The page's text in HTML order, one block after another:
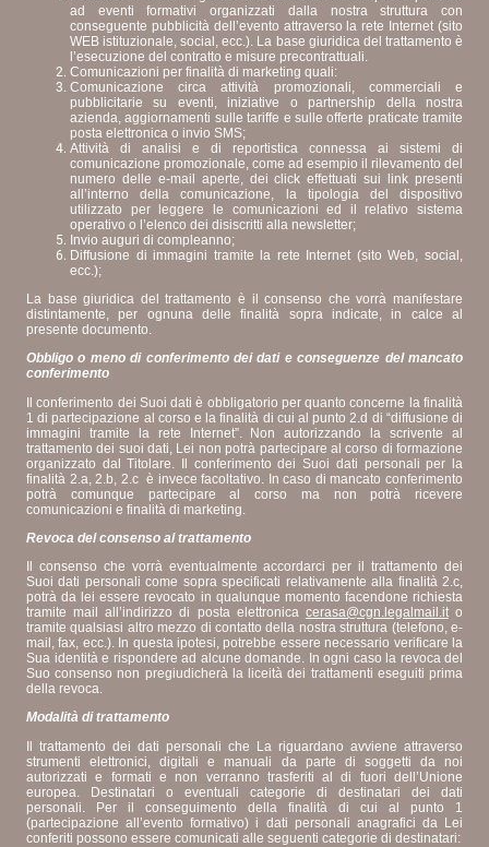
ad eventi formativi organizzati dalla nostra struttura con
conseguente pubblicità dell’evento attraverso la rete Internet (sito
WEB istituzionale, social, ecc.). La base giuridica del trattamento è
l’esecuzione del contratto e misure precontrattuali.
Comunicazioni per finalità di marketing quali:
Comunicazione circa attività promozionali, commerciali e
pubblicitarie su eventi, iniziative o partnership della nostra
azienda, aggiornamenti sulle tariffe e sulle offerte praticate tramite
posta elettronica o invio SMS;
Attività di analisi e di reportistica connessa ai sistemi di
comunicazione promozionale, come ad esempio il rilevamento del
numero delle e-mail aperte, dei click effettuati sui link presenti
all’interno della comunicazione, la tipologia del dispositivo
utilizzato per leggere le comunicazioni ed il relativo sistema
operativo o l’elenco dei disiscritti alla newsletter;
Invio auguri di compleanno;
Diffusione di immagini tramite la rete Internet (sito Web, social,
ecc.);
La base giuridica del trattamento è il consenso che vorrà manifestare
distintamente, per ognuna delle finalità sopra indicate, in calce al
presente documento.
Obbligo o meno di conferimento dei dati e conseguenze del mancato
conferimento
Il conferimento dei Suoi dati è obbligatorio per quanto concerne la finalità
1 di partecipazione al corso e la finalità di cui al punto 2.d di “diffusione di
immagini tramite la rete Internet”. Non autorizzando la scrivente al
trattamento dei suoi dati, Lei non potrà partecipare al corso di formazione
organizzato dal Titolare. Il conferimento dei Suoi dati personali per la
finalità 2.a, 2.b, 2.c è invece facoltativo. In caso di mancato conferimento
potrà comunque partecipare al corso ma non potrà ricevere
comunicazioni e finalità di marketing.
Revoca del consenso al trattamento
Il consenso che vorrà eventualmente accordarci per il trattamento dei
Suoi dati personali come sopra specificati relativamente alla finalità 2.c,
potrà da lei essere revocato in qualunque momento facendone richiesta
tramite mail all’indirizzo di posta elettronica cerasa@cgn.legalmail.ito
tramite qualsiasi altro mezzo di contatto della nostra struttura (telefono, e-
mail, fax, ecc.). In questa ipotesi, potrebbe essere necessario verificare la
Sua identità e rispondere ad alcune domande. In ogni caso la revoca del
Suo consenso non pregiudicherà la liceità dei trattamenti eseguiti prima
della revoca.
Modalità di trattamento
Il trattamento dei dati personali che La riguardano avviene attraverso
strumenti elettronici, digitali e manuali da parte di soggetti da noi
autorizzati e formati e non verranno trasferiti al di fuori dell’Unione
europea. Destinatari o eventuali categorie di destinatari dei dati
personali. Per il conseguimento della finalità di cui al punto 1
(partecipazione all’evento formativo) i dati personali anagrafici da Lei
conferiti possono essere comunicati alle seguenti categorie di destinatari: